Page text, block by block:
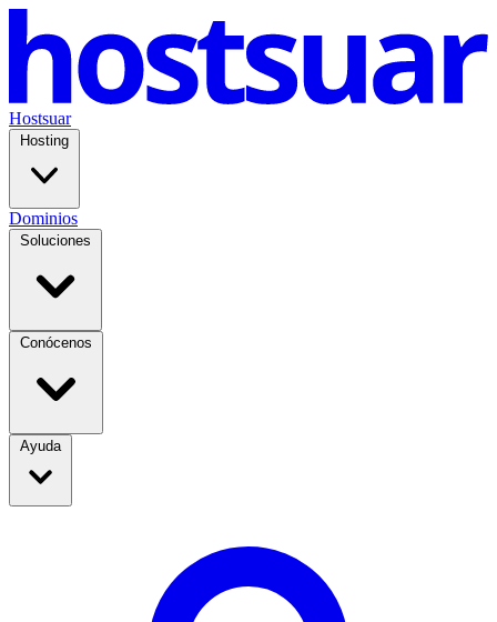
Hostsuar
Hosting
Dominios
Soluciones
Conócenos
Ayuda